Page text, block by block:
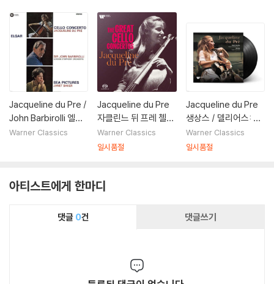
[SACD Hybrid]
ni: Cello Concerto
No.9)
Jacqueline du Pre /
John Barbirolli 엘가:
첼로 협주곡, 바다 풍
Warner Classics
Jacqueline du Pre
자클린느 뒤 프레 첼로
협주곡 명연집 (The
Great Cello Concer
Warner Classics
일시품절
Jacqueline du Pre
생상스 / 델리어스: 첼
로 협주곡 (Saint-Sa
ens / Delius: Cello
Warner Classics
일시품절
아티스트에게 한마디
댓글 0건 댓글쓰기